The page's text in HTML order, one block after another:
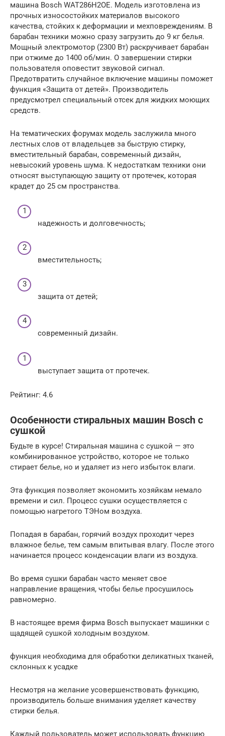
машина Bosch WAT286H2OE. Модель изготовлена из
прочных износостойких материалов высокого
качества, стойких к деформации и мехповреждениям. В
барабан техники можно сразу загрузить до 9 кг белья.
Мощный электромотор (2300 Вт) раскручивает барабан
при отжиме до 1400 об/мин. О завершении стирки
пользователя оповестит звуковой сигнал.
Предотвратить случайное включение машины поможет
функция «Защита от детей». Производитель
предусмотрел специальный отсек для жидких моющих
средств.
На тематических форумах модель заслужила много
лестных слов от владельцев за быструю стирку,
вместительный барабан, современный дизайн,
невысокий уровень шума. К недостаткам техники они
относят выступающую защиту от протечек, которая
крадет до 25 см пространства.
надежность и долговечность;
вместительность;
защита от детей;
современный дизайн.
выступает защита от протечек.
Рейтинг: 4.6
Особенности стиральных машин Bosch с
сушкой
Будьте в курсе! Стиральная машина с сушкой — это
комбинированное устройство, которое не только
стирает белье, но и удаляет из него избыток влаги.
Эта функция позволяет экономить хозяйкам немало
времени и сил. Процесс сушки осуществляется с
помощью нагретого ТЭНом воздуха.
Попадая в барабан, горячий воздух проходит через
влажное белье, тем самым впитывая влагу. После этого
начинается процесс конденсации влаги из воздуха.
Во время сушки барабан часто меняет свое
направление вращения, чтобы белье просушилось
равномерно.
В настоящее время фирма Bosch выпускает машинки с
щадящей сушкой холодным воздухом.
функция необходима для обработки деликатных тканей,
склонных к усадке
Несмотря на желание усовершенствовать функцию,
производитель больше внимания уделяет качеству
стирки белья.
Каждый пользователь может использовать функцию